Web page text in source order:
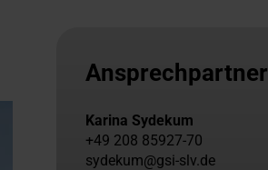
Ansprechpartner
Karina Sydekum
+49 208 85927-70
sydekum@gsi-slv.de